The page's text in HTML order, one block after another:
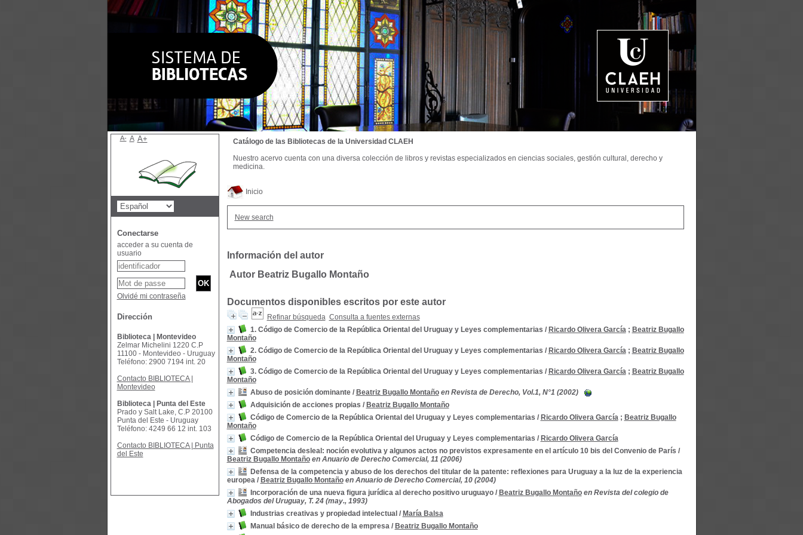
Inicio
New search
Información del autor
Autor Beatriz Bugallo Montaño
Documentos disponibles escritos por este autor
Refinar búsqueda Consulta a fuentes externas
1. Código de Comercio de la República Oriental del Uruguay y Leyes complementarias / Ricardo Olivera García; Beatriz Bugallo
Montaño
2. Código de Comercio de la República Oriental del Uruguay y Leyes complementarias / Ricardo Olivera García; Beatriz Bugallo
Montaño
3. Código de Comercio de la República Oriental del Uruguay y Leyes complementarias / Ricardo Olivera García; Beatriz Bugallo
Montaño
Abuso de posición dominante/ Beatriz Bugallo Montaño en Revista de Derecho, Vol.1, N°1 (2002)
Adquisición de acciones propias / Beatriz Bugallo Montaño
Código de Comercio de la República Oriental del Uruguay y Leyes complementarias / Ricardo Olivera García; Beatriz Bugallo
Montaño
Código de Comercio de la República Oriental del Uruguay y Leyes complementarias / Ricardo Olivera García
Competencia desleal: noción evolutiva y algunos actos no previstos expresamente en el artículo 10 bis del Convenio de París /
Beatriz Bugallo Montaño en Anuario de Derecho Comercial, 11 (2006)
Defensa de la competencia y abuso de los derechos del titular de la patente: reflexiones para Uruguay a la luz de la experiencia
europea/ Beatriz Bugallo Montaño en Anuario de Derecho Comercial, 10 (2004)
Incorporación de una nueva figura jurídica al derecho positivo uruguayo/ Beatriz Bugallo Montaño en Revista del colegio de
Abogados del Uruguay, T. 24 (may., 1993)
Industrias creativas y propiedad intelectual / María Balsa
Manual básico de derecho de la empresa/ Beatriz Bugallo Montaño
Catálogo de las Bibliotecas de la Universidad CLAEH
Nuestro acervo cuenta con una diversa colección de libros y revistas especializados en ciencias sociales, gestión cultural, derecho y
medicina.
A- A A+
Conectarse
acceder a su cuenta de
usuario
Olvidé mi contraseña
Dirección
Biblioteca | Montevideo
Zelmar Michelini 1220 C.P
11100 - Montevideo - Uruguay
Teléfono: 2900 7194 int. 20
Contacto BIBLIOTECA |
Montevideo
Biblioteca | Punta del Este
Prado y Salt Lake, C.P 20100
Punta del Este - Uruguay
Teléfono: 4249 66 12 int. 103
Contacto BIBLIOTECA | Punta
del Este